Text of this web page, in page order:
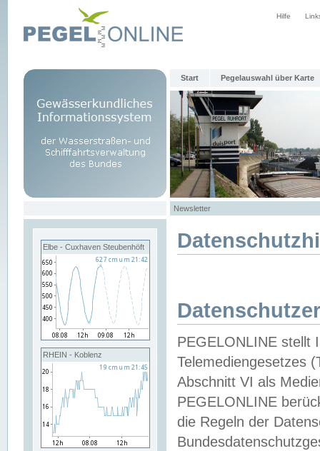
Hilfe
Start Pegelauswahl über Karte
Newsletter
Elbe - Cuxhaven Steubenhöft
RHEIN - Koblenz
PEGELONLINE stellt
Telemediengesetzes
Abschnitt VI als
PEGELONLINE
die Regeln der